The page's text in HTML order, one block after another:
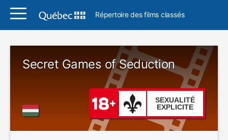
Répertoire des films classés
Secret Games of Seduction
SEXUALITÉ
EXPLICITE